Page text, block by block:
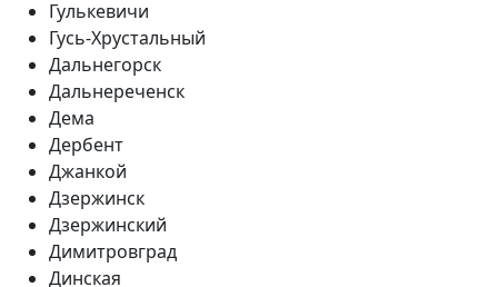
Гулькевичи
Гусь-Хрустальный
Дальнегорск
Дальнереченск
Дема
Дербент
Джанкой
Дзержинск
Дзержинский
Димитровград
Динская